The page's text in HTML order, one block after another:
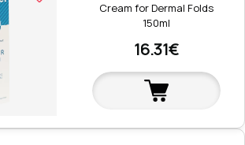
Cream for Dermal Folds
150ml
16.31€